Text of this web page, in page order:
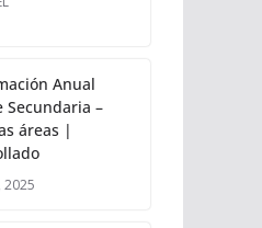
Anual
Secundaria –
áreas |
2025